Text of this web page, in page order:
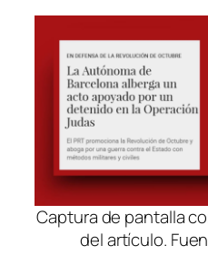
Captura de pantalla
del artículo.